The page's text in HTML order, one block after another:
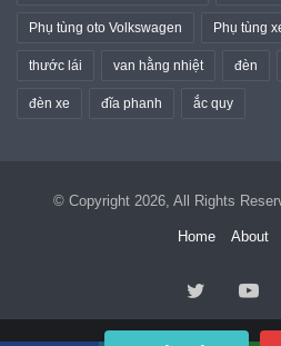
Phụ tùng oto Volkswagen Phụ tùng
thước lái van hằng nhiệt đèn
đèn xe đĩa phanh ắc quy
© Copyright 2026, All Rights
Home About
Twitter